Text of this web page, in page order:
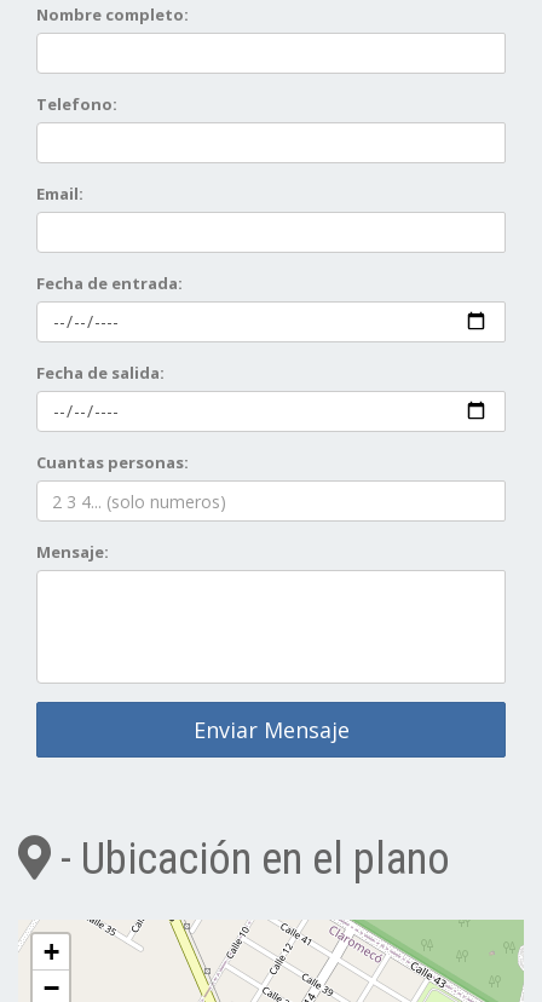
Nombre completo:
Telefono:
Email:
Fecha de entrada:
Fecha de salida:
Cuantas personas:
Mensaje:
Enviar Mensaje
- Ubicación en el plano
+
−